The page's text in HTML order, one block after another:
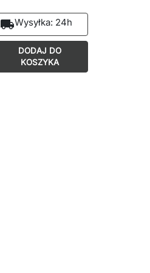
local_shippingWysyłka: 24h
DODAJ DO
KOSZYKA